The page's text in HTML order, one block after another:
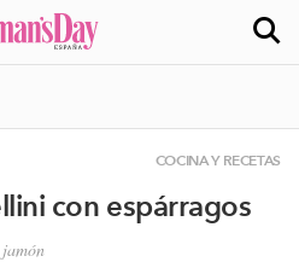
COCINA Y RECETAS
con espárragos